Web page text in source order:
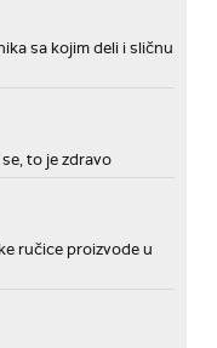
sa kojim deli i sličnu
to je zdravo
ručice proizvode u